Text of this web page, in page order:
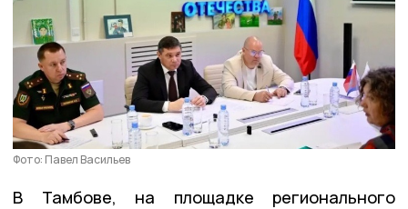
Фото: Павел Васильев
В Тамбове, на площадке регионального